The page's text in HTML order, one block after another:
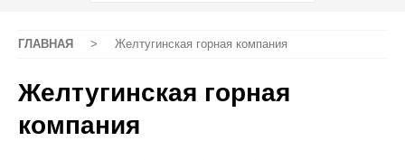
ГЛАВНАЯ > Желтугинская горная компания
Желтугинская горная
компания